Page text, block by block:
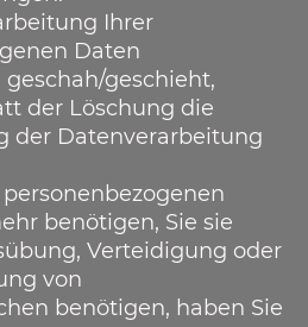
Ihrer
Daten
geschieht,
der Löschung die
der Datenverarbeitung
benötigen, Sie sie
Verteidigung oder
von
benötigen, haben Sie